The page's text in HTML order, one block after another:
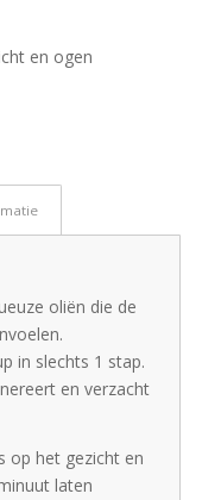
en ogen
oliën die de
in slechts 1 stap.
en verzacht
op het gezicht en
laten